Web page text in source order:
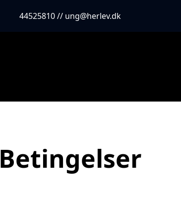
44525810 // ung@herlev.dk
Betingelser